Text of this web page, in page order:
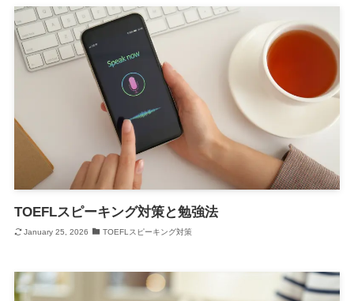
TOEFLスピーキング対策と勉強法
January 25, 2026 TOEFLスピーキング対策